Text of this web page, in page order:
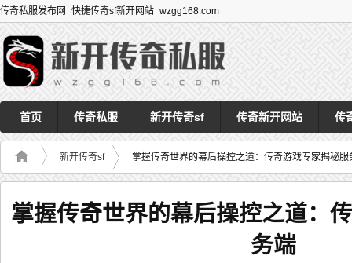
传奇私服发布网_快捷传奇sf新开网站_wzgg168.com
首页 传奇私服 新开传奇sf 传奇新开网站 传
新开传奇sf 掌握传奇世界的幕后操控之道：传奇游戏专家揭秘服
掌握传奇世界的幕后操控之道：
务端